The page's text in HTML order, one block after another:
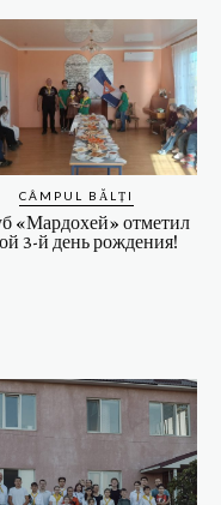
CÂMPUL BĂLȚI
«Мардохей» отметил
3-й день рождения!